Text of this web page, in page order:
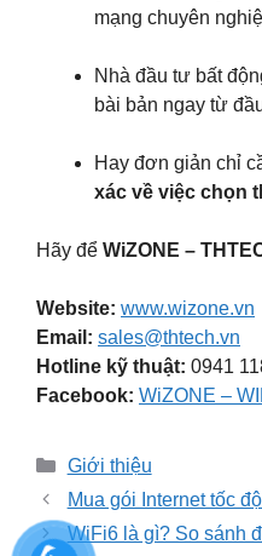
mạng chuyên
Nhà đầu tư bất
bài bản ngay từ
Hay đơn giản chỉ
xác về việc chọn
Hãy để WiZONE –
Website: www.wizone.vn
Email: sales@thtech.vn
Hotline kỹ thuật: 0941
Facebook: WiZONE –
Danh
mục
Giới thiệu
Mua gói Internet tốc
WiFi6 là gì? So sánh